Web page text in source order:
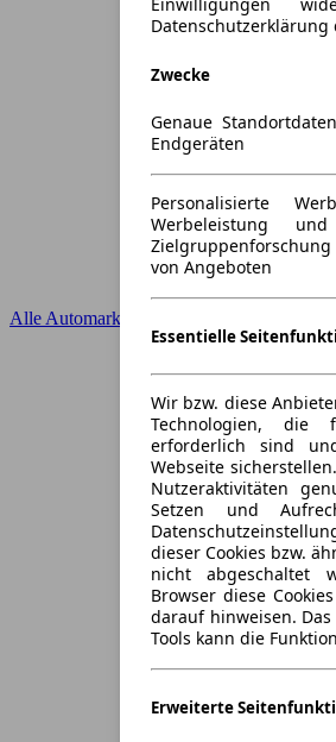
Einwilligungen
Datenschutzerklärung
Zwecke
Genaue
Endgeräten
Personalisierte
Werbeleistung
von Angeboten
Essentielle
Wir bzw. diese
Technologien, die
erforderlich sind
Webseite
Nutzeraktivitäten
Setzen und
dieser Cookies bzw.
nicht abgeschaltet
Browser diese
darauf hinweisen.
Tools kann die
Erweiterte
Alle Automarken